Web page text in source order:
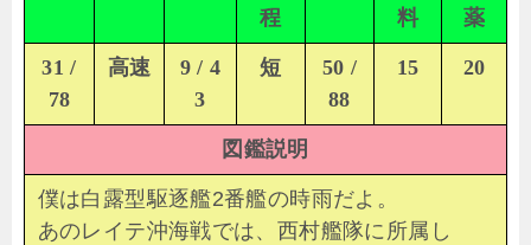
程
料
薬
31 /
78
高速
9 / 4
3
短
50 /
88
15 20
図鑑説明
僕は白露型駆逐艦2番艦の時雨だよ。
あのレイテ沖海戦では、西村艦隊に所属し